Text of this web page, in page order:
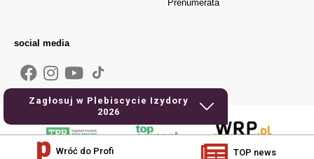
Zagłosuj w Plebiscycie Izydory
2026
Prenumerata
social media
Wróć do Profi TOP news